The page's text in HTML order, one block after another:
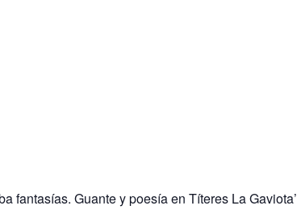
fantasías. Guante y poesía en Títeres La Gaviota’